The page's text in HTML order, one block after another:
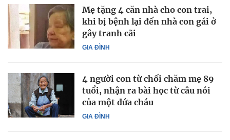
GIA ĐÌNH
Mẹ tặng 4 căn nhà cho con trai,
khi bị bệnh lại đến nhà con gái ở
gây tranh cãi
GIA ĐÌNH
4 người con từ chối chăm mẹ 89
tuổi, nhận ra bài học từ câu nói
của một đứa cháu